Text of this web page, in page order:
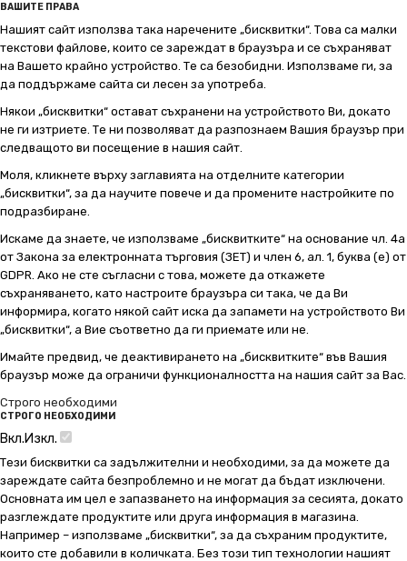
ВАШИТЕ ПРАВА
Нашият сайт използва така наречените „бисквитки“. Това са малки
текстови файлове, които се зареждат в браузъра и се съхраняват
на Вашето крайно устройство. Те са безобидни. Използваме ги, за
да поддържаме сайта си лесен за употреба.
Някои „бисквитки“ остават съхранени на устройството Ви, докато
не ги изтриете. Те ни позволяват да разпознаем Вашия браузър при
следващото ви посещение в нашия сайт.
Моля, кликнете върху заглавията на отделните категории
„бисквитки“, за да научите повече и да промените настройките по
подразбиране.
Искаме да знаете, че използваме „бисквитките“ на основание чл. 4а
от Закона за електронната търговия (ЗЕТ) и член 6, ал. 1, буква (е) от
GDPR. Ако не сте съгласни с това, можете да откажете
съхраняването, като настроите браузъра си така, че да Ви
информира, когато някой сайт иска да запамети на устройството Ви
„бисквитки“, а Вие съответно да ги приемате или не.
Имайте предвид, че деактивирането на „бисквитките“ във Вашия
браузър може да ограничи функционалността на нашия сайт за Вас.
Строго необходими
СТРОГО НЕОБХОДИМИ
Вкл.Изкл.
Тези бисквитки са задължителни и необходими, за да можете да
зареждате сайта безпроблемно и не могат да бъдат изключени.
Основната им цел е запазването на информация за сесията, докато
разглеждате продуктите или друга информация в магазина.
Например – използваме „бисквитки“, за да съхраним продуктите,
които сте добавили в количката. Без този тип технологии нашият